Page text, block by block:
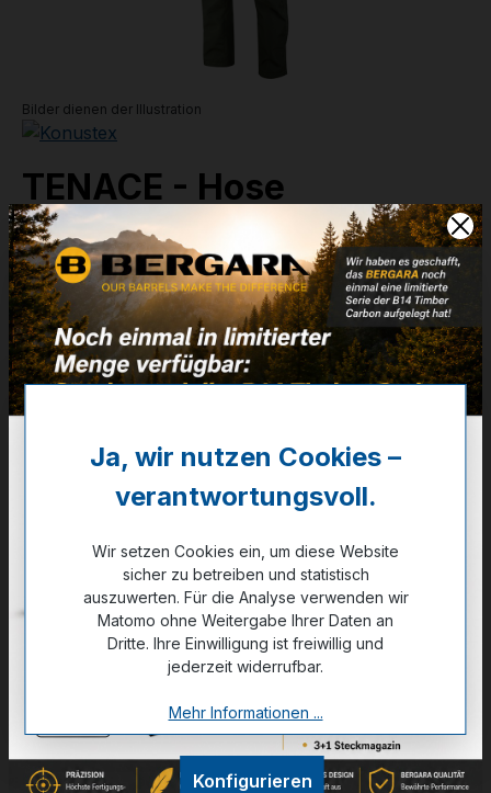
Bilder dienen der Illustration
TENACE - Hose
Größe: XL
Artikelnummer:87-K343
129,00 €
✔ Auf Lager
Noch kein Kunde? Registrieren Sie sich jetzt.
auswählen
M XL 2XL 3XL
Zum Merkzettel hinzufügen
Technische Daten
Ja, wir nutzen Cookies –
verantwortungsvoll.
Wir setzen Cookies ein, um diese Website
sicher zu betreiben und statistisch
auszuwerten. Für die Analyse verwenden wir
Matomo ohne Weitergabe Ihrer Daten an
Dritte. Ihre Einwilligung ist freiwillig und
jederzeit widerrufbar.
Mehr Informationen ...
Konfigurieren